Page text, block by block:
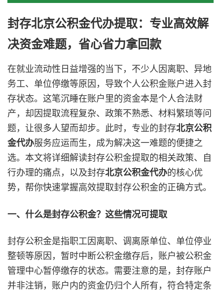
封存北京公积金代办提取：专业高效解
决资金难题，省心省力拿回款
在就业流动性日益增强的当下，不少人因离职、异地
务工、单位停缴等原因，导致个人公积金账户进入封
存状态。这笔沉睡在账户里的资金本是个人合法财
产，却因提取流程复杂、政策不熟悉、材料繁琐等问
题，让很多人望而却步。此时，专业的封存北京公积
金代办服务应运而生，成为解决这一难题的便捷之
选。本文将详细解读封存公积金提取的相关政策、自
行办理的痛点，以及封存北京公积金代办的核心优
势，帮你快速掌握高效提取封存公积金的正确方式。
一、什么是封存公积金？这些情况可提取
封存公积金是指职工因离职、调离原单位、单位停业
整顿等原因，暂时中断公积金缴存后，账户被公积金
管理中心暂停缴存的状态。需要注意的是，封存账户
并非注销，账户内的资金仍归个人所有，符合特定条